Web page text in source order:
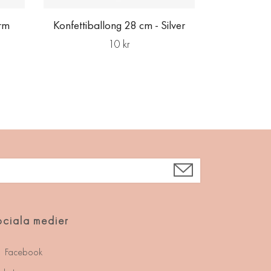
Konfettiballong 28 cm - Silver
10 kr
medier
Facebook